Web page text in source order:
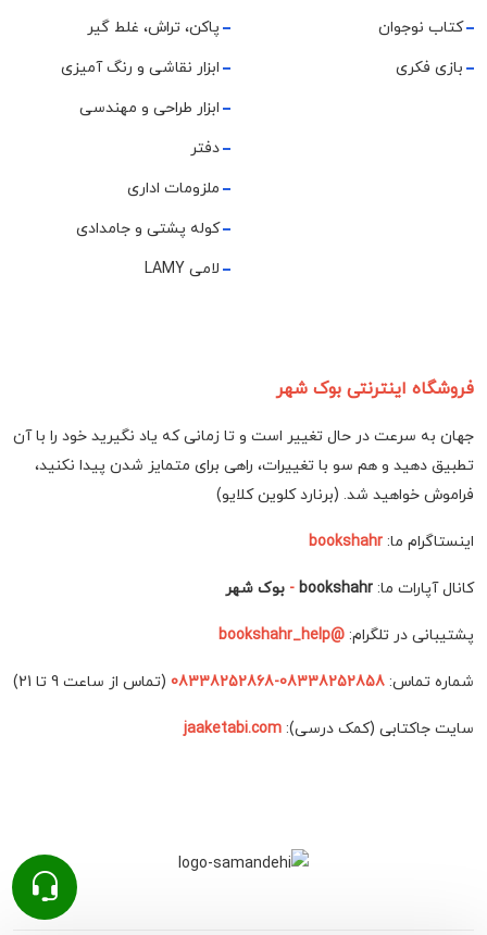
کتاب نوجوان
بازی فکری
پاکن، تراش، غلط گیر
ابزار نقاشی و رنگ آمیزی
ابزار طراحی و مهندسی
دفتر
ملزومات اداری
کوله پشتی و جامدادی
لامی LAMY
فروشگاه اینترنتی بوک شهر
جهان به سرعت در حال تغییر است و تا زمانی که یاد نگیرید خود را با آن
تطبیق دهید و هم سو با تغییرات، راهی برای متمایز شدن پیدا نکنید،
فراموش خواهید شد. (برنارد کلوین کلایو)
اینستاگرام ما: bookshahr
کانال آپارات ما: bookshahr
- بوک شهر
پشتیبانی در تلگرام: @bookshahr_help
شماره تماس: 08338252858-08338252868 (تماس از ساعت 9 تا 21)
سایت جاکتابی (کمک درسی): jaaketabi.com